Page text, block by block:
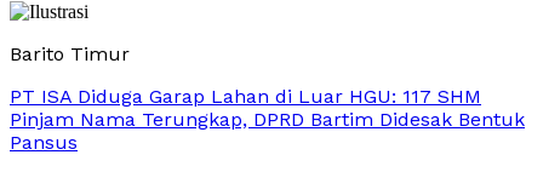
Barito Timur
PT ISA Diduga Garap Lahan di Luar HGU: 117 SHM
Pinjam Nama Terungkap, DPRD Bartim Didesak Bentuk
Pansus